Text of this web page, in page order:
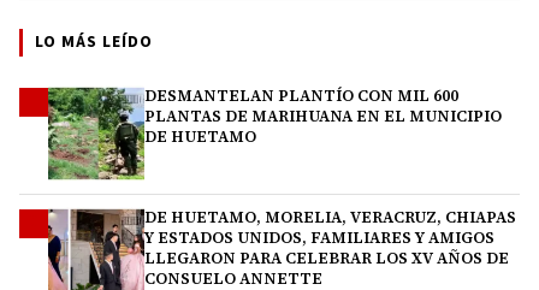
LO MÁS LEÍDO
DESMANTELAN PLANTÍO CON MIL 600
PLANTAS DE MARIHUANA EN EL MUNICIPIO
DE HUETAMO
DE HUETAMO, MORELIA, VERACRUZ, CHIAPAS
Y ESTADOS UNIDOS, FAMILIARES Y AMIGOS
LLEGARON PARA CELEBRAR LOS XV AÑOS DE
CONSUELO ANNETTE